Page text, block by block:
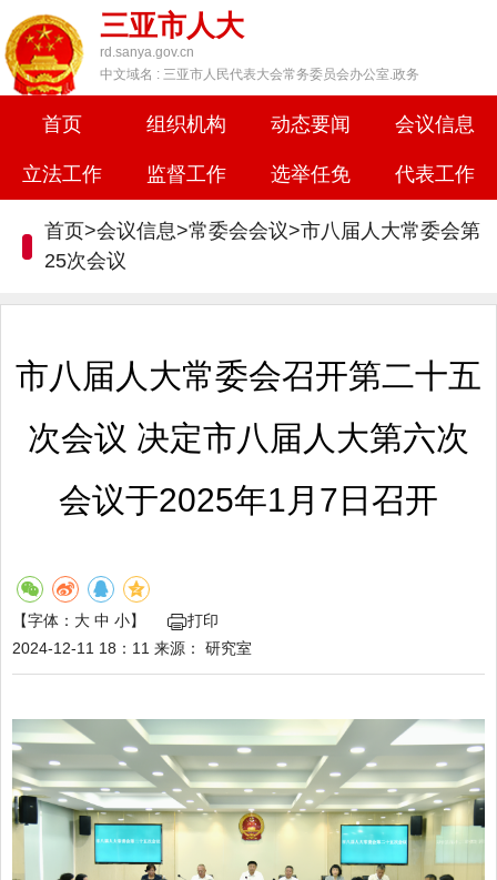
三亚市人大
rd.sanya.gov.cn
中文域名 : 三亚市人民代表大会常务委员会办公室.政务
首页 组织机构 动态要闻 会议信息
立法工作 监督工作 选举任免 代表工作
首页>会议信息>常委会会议>市八届人大常委会第
25次会议
市八届人大常委会召开第二十五
次会议 决定市八届人大第六次
会议于2025年1月7日召开
【字体： 大 中 小】
打印
2024-12-11 18：11 来源： 研究室